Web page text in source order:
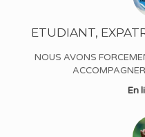
ETUDIANT,
NOUS AVONS
En